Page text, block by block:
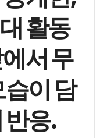
활동
서 무
이 담
반응.